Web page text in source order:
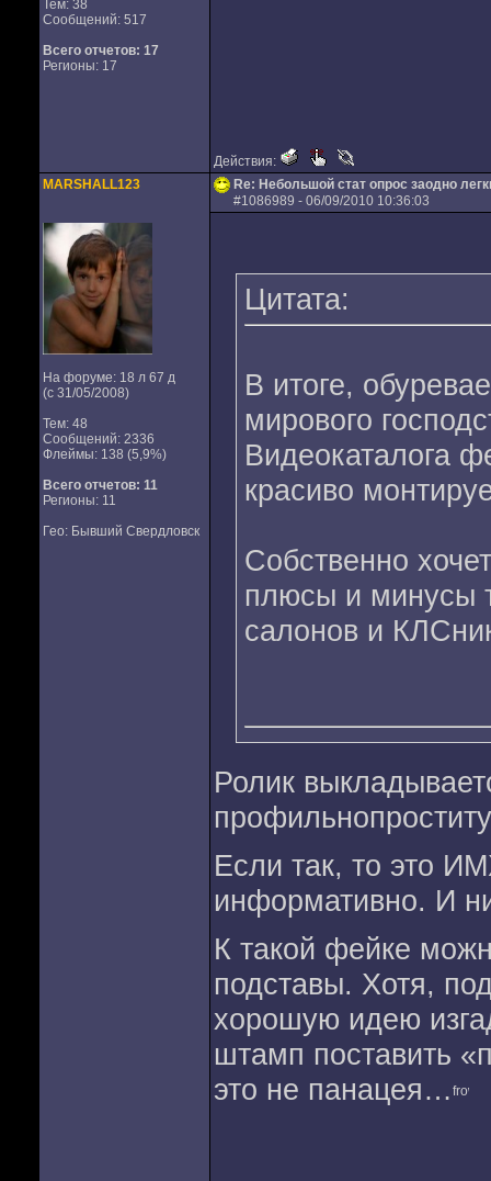
Тем: 38
Сообщений: 517
Всего отчетов: 17
Регионы: 17
Действия:
MARSHALL123
На форуме: 18 л 67 д
(с 31/05/2008)
Тем: 48
Сообщений: 2336
Флеймы: 138 (5,9%)
Всего отчетов: 11
Регионы: 11
Гео: Бывший Свердловск
Re: Небольшой стат опрос заодно
#1086989 - 06/09/2010 10:36:03
Цитата:
В итоге,
мирового
Видеокаталога
красиво
Собственно
плюсы и минусы
салонов и
Ролик
Если так, то это
информативно. И
К такой фейке
подставы. Хотя,
хорошую идею
штамп поставить
это не панацея…